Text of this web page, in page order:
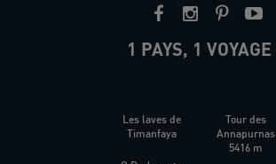
1 PAYS, 1 VOYAGE
Les laves de
Timanfaya
Tour des
Annapurnas
5416 m